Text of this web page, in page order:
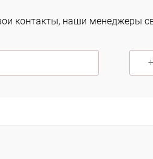
контакты, наши менеджеры